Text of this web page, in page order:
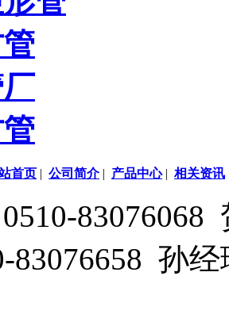
首页 | 公司简介| 产品中心| 相关资讯
83076658 孙